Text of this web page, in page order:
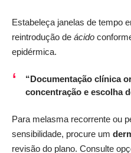
Estabeleça janelas de tempo
reintrodução de ácido
epidérmica.
“Documentação clínica
concentração e escolha
Para melasma recorrente ou
sensibilidade, procure um
revisão do plano. Consulte